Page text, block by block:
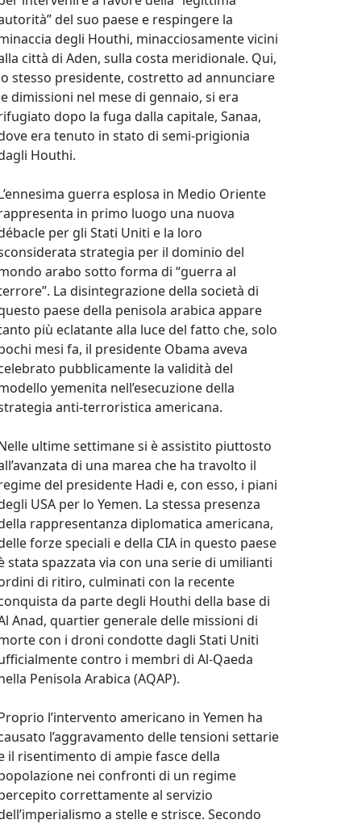
del suo paese e respingere la
degli Houthi, minacciosamente vicini
città di Aden, sulla costa meridionale. Qui,
stesso presidente, costretto ad annunciare
dimissioni nel mese di gennaio, si era
dopo la fuga dalla capitale, Sanaa,
era tenuto in stato di semi-prigionia
Houthi.
guerra esplosa in Medio Oriente
in primo luogo una nuova
per gli Stati Uniti e la loro
strategia per il dominio del
arabo sotto forma di “guerra al
La disintegrazione della società di
paese della penisola arabica appare
più eclatante alla luce del fatto che, solo
mesi fa, il presidente Obama aveva
pubblicamente la validità del
yemenita nell’esecuzione della
anti-terroristica americana.
ultime settimane si è assistito piuttosto
di una marea che ha travolto il
del presidente Hadi e, con esso, i piani
USA per lo Yemen. La stessa presenza
rappresentanza diplomatica americana,
forze speciali e della CIA in questo paese
stata spazzata via con una serie di umilianti
di ritiro, culminati con la recente
da parte degli Houthi della base di
Anad, quartier generale delle missioni di
con i droni condotte dagli Stati Uniti
contro i membri di Al-Qaeda
Penisola Arabica (AQAP).
l’intervento americano in Yemen ha
l’aggravamento delle tensioni settarie
il risentimento di ampie fasce della
nei confronti di un regime
correttamente al servizio
a stelle e strisce. Secondo